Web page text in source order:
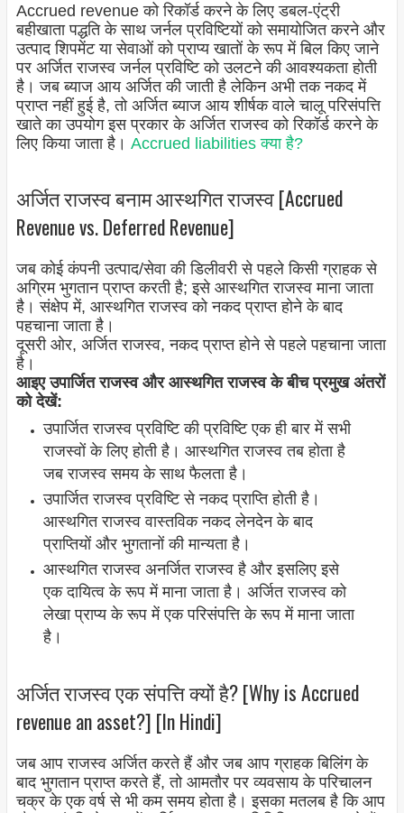
Accrued revenue को रिकॉर्ड करने के लिए डबल-एंट्री
बहीखाता पद्धति के साथ जर्नल प्रविष्टियों को समायोजित करने और
उत्पाद शिपमेंट या सेवाओं को प्राप्य खातों के रूप में बिल किए जाने
पर अर्जित राजस्व जर्नल प्रविष्टि को उलटने की आवश्यकता होती
है। जब ब्याज आय अर्जित की जाती है लेकिन अभी तक नकद में
प्राप्त नहीं हुई है, तो अर्जित ब्याज आय शीर्षक वाले चालू परिसंपत्ति
खाते का उपयोग इस प्रकार के अर्जित राजस्व को रिकॉर्ड करने के
लिए किया जाता है। Accrued liabilities क्या है?
अर्जित राजस्व बनाम आस्थगित राजस्व [Accrued
Revenue vs. Deferred Revenue]
जब कोई कंपनी उत्पाद/सेवा की डिलीवरी से पहले किसी ग्राहक से
अग्रिम भुगतान प्राप्त करती है; इसे आस्थगित राजस्व माना जाता
है। संक्षेप में, आस्थगित राजस्व को नकद प्राप्त होने के बाद
पहचाना जाता है।
दूसरी ओर, अर्जित राजस्व, नकद प्राप्त होने से पहले पहचाना जाता
है।
आइए उपार्जित राजस्व और आस्थगित राजस्व के बीच प्रमुख अंतरों
को देखें:
उपार्जित राजस्व प्रविष्टि की प्रविष्टि एक ही बार में सभी
राजस्वों के लिए होती है। आस्थगित राजस्व तब होता है
जब राजस्व समय के साथ फैलता है।
उपार्जित राजस्व प्रविष्टि से नकद प्राप्ति होती है।
आस्थगित राजस्व वास्तविक नकद लेनदेन के बाद
प्राप्तियों और भुगतानों की मान्यता है।
आस्थगित राजस्व अनर्जित राजस्व है और इसलिए इसे
एक दायित्व के रूप में माना जाता है। अर्जित राजस्व को
लेखा प्राप्य के रूप में एक परिसंपत्ति के रूप में माना जाता
है।
अर्जित राजस्व एक संपत्ति क्यों है? [Why is Accrued
revenue an asset?] [In Hindi]
जब आप राजस्व अर्जित करते हैं और जब आप ग्राहक बिलिंग के
बाद भुगतान प्राप्त करते हैं, तो आमतौर पर व्यवसाय के परिचालन
चक्र के एक वर्ष से भी कम समय होता है। इसका मतलब है कि आप